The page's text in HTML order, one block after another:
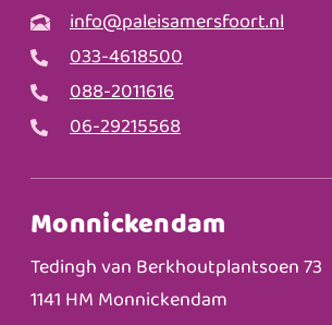
info@paleisamersfoort.nl
033-4618500
088-2011616
06-29215568
Monnickendam
Tedingh van Berkhoutplantsoen 73
1141 HM Monnickendam